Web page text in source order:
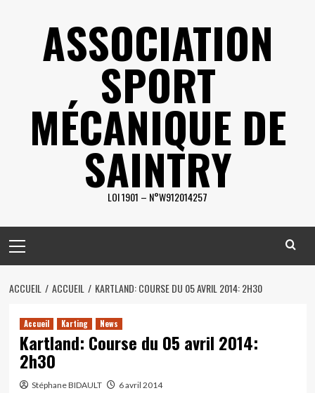
ASSOCIATION
SPORT
MÉCANIQUE DE
SAINTRY
LOI 1901 – N°W912014257
Menu
ACCUEIL ACCUEIL KARTLAND: COURSE DU 05 AVRIL 2014: 2H30
Accueil Karting News
Kartland: Course du 05 avril 2014:
2h30
Stéphane BIDAULT 6 avril 2014